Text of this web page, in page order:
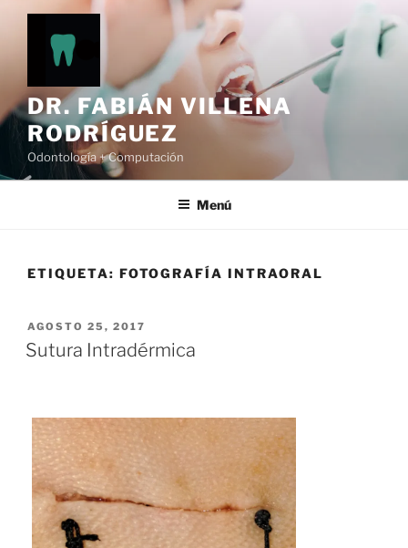
contenido
DR. FABIÁN VILLENA
RODRÍGUEZ
Odontología + Computación
Menú
ETIQUETA: FOTOGRAFÍA INTRAORAL
POSTED
ON
AGOSTO 25, 2017
Sutura Intradérmica